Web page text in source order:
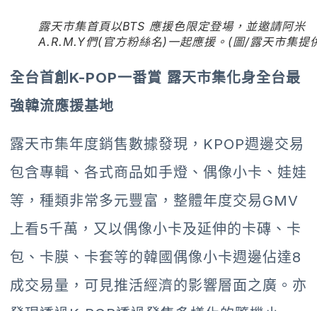
露天市集首頁以BTS 應援色限定登場，並邀請阿米
A.R.M.Y們(官方粉絲名)一起應援。(圖/露天市集提
全台首創 K-POP一番賞 露天市集化身全台最
強韓流應援基地
露天市集年度銷售數據發現，KPOP週邊交易
包含專輯、各式商品如手燈、偶像小卡、娃娃
等，種類非常多元豐富，整體年度交易GMV
上看5千萬，又以偶像小卡及延伸的卡磚、卡
包、卡膜、卡套等的韓國偶像小卡週邊佔達8
成交易量，可見推活經濟的影響層面之廣。亦